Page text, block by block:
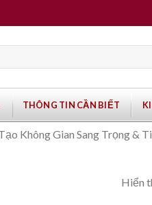
THÔNG TIN CẦN BIẾT
Không Gian Sang Trọng &
Hiển